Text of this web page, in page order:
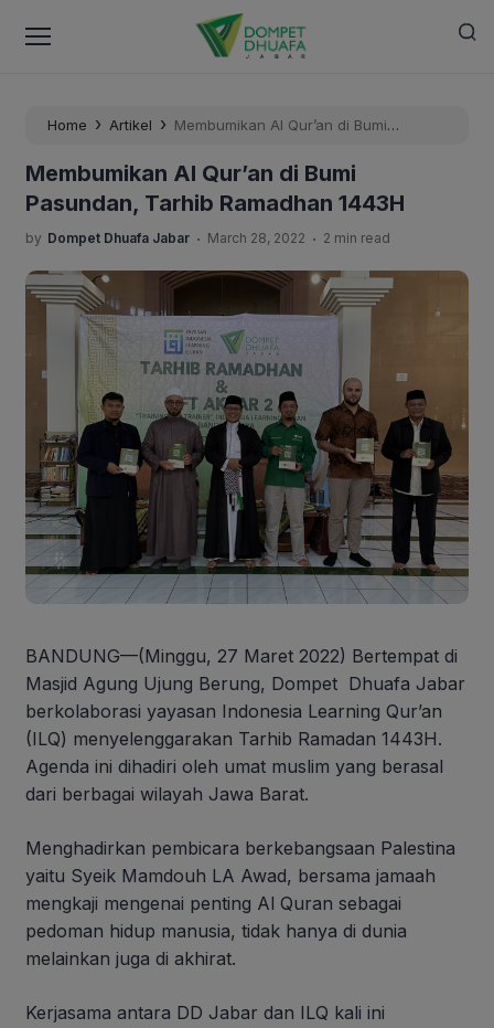
Home › Artikel › Membumikan Al Qur’an di Bumi
Membumikan Al Qur’an di Bumi
Pasundan, Tarhib Ramadhan 1443H
by Dompet Dhuafa Jabar . March 28, 2022 . 2 min read
BANDUNG—(Minggu, 27 Maret 2022) Bertempat di
Masjid Agung Ujung Berung, Dompet Dhuafa Jabar
berkolaborasi yayasan Indonesia Learning Qur’an
(ILQ) menyelenggarakan Tarhib Ramadan 1443H.
Agenda ini dihadiri oleh umat muslim yang berasal
dari berbagai wilayah Jawa Barat.
Menghadirkan pembicara berkebangsaan Palestina
yaitu Syeik Mamdouh LA Awad, bersama jamaah
mengkaji mengenai penting Al Quran sebagai
pedoman hidup manusia, tidak hanya di dunia
melainkan juga di akhirat.
Kerjasama antara DD Jabar dan ILQ kali ini